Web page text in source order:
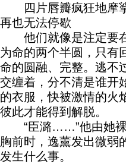
四片唇瓣疯狂地摩
再也无法停歇
他们就像是注定要在
为命的两个半圆，只有
命的圆融、完整。逃不
交缠着，分不清是谁开
的衣服，快被激情的火
彼此才能得到解脱。
“臣潞……”他由她裸
胸前时，逸薰发出微弱
发生什么事。